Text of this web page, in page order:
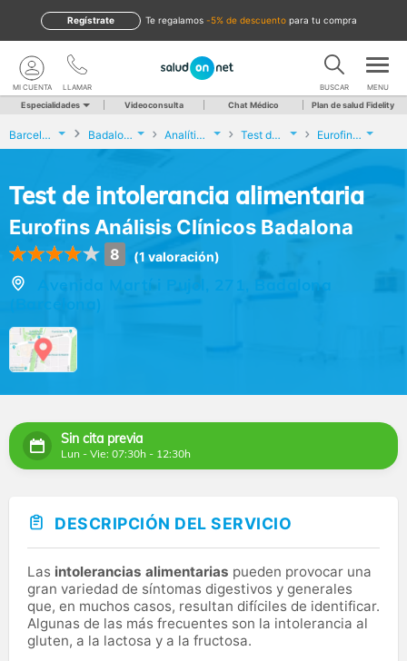
te regalamos -5% de descuento para tu compra
Regístrate
LLAMAR
MI CUENTA BUSCAR MENU
Especialidades Videoconsulta Chat Médico Plan de salud Fidelity
Barcelona Badalona Analíticas y Genética Test de intolerancia alimentaria Eurofins Análisis Clínicos Badalona
Test de intolerancia alimentaria
Eurofins Análisis Clínicos Badalona
8 (1 valoración)
Avenida Martí i Pujol, 271, Badalona
(Barcelona)
Sin cita previa
Lun - Vie: 07:30h - 12:30h
DESCRIPCIÓN DEL SERVICIO
Las intolerancias alimentarias pueden provocar una
gran variedad de síntomas digestivos y generales
que, en muchos casos, resultan difíciles de identificar.
Algunas de las más frecuentes son la intolerancia al
gluten, a la lactosa y a la fructosa.